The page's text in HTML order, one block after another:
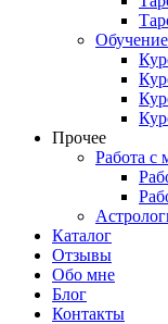
Прочее
Работа с
Каталог
Отзывы
Обо мне
Блог
Контакты